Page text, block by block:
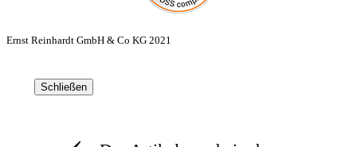
Ernst Reinhardt GmbH & Co KG 2021
Schließen